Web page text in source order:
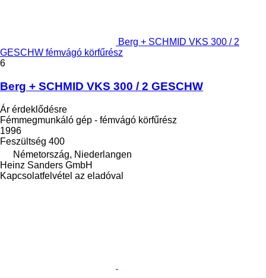
Berg + SCHMID VKS 300 / 2
GESCHW fémvágó körfűrész
6
Berg + SCHMID VKS 300 / 2 GESCHW
Ár érdeklődésre
Fémmegmunkáló gép - fémvágó körfűrész
1996
Feszültség 400
Németország, Niederlangen
Heinz Sanders GmbH
Kapcsolatfelvétel az eladóval